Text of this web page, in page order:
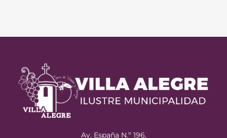
Av. España N.º 196,